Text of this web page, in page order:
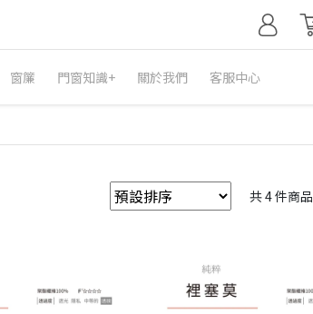
窗簾 門窗知識+ 關於我們 客服中心
共 4 件商品